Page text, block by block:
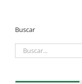
Buscar
Buscar: